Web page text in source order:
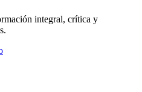
integral, crítica y